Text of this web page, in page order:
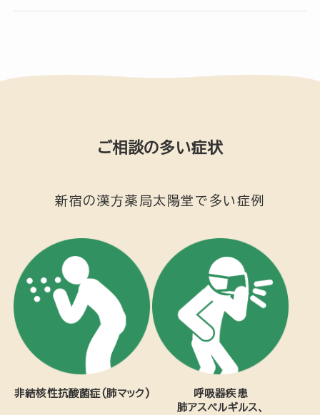
ご相談の多い症状
新宿の漢方薬局太陽堂で多い症例
非結核性抗酸菌症(肺マック)
呼吸器疾患
肺アスペルギルス、